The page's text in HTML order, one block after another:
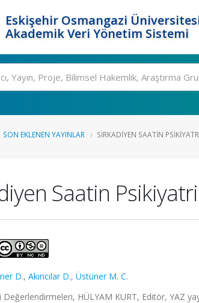
Eskişehir Osmangazi
Akademik Veri Yönetim Sistemi
SON EKLENEN YAYINLAR SIRKADIYEN SAATIN
Saatin
D., Akıncılar D., Üstüner M. C.
Değerlendirmeleri, HÜLYAM KURT, Editör, YAZ